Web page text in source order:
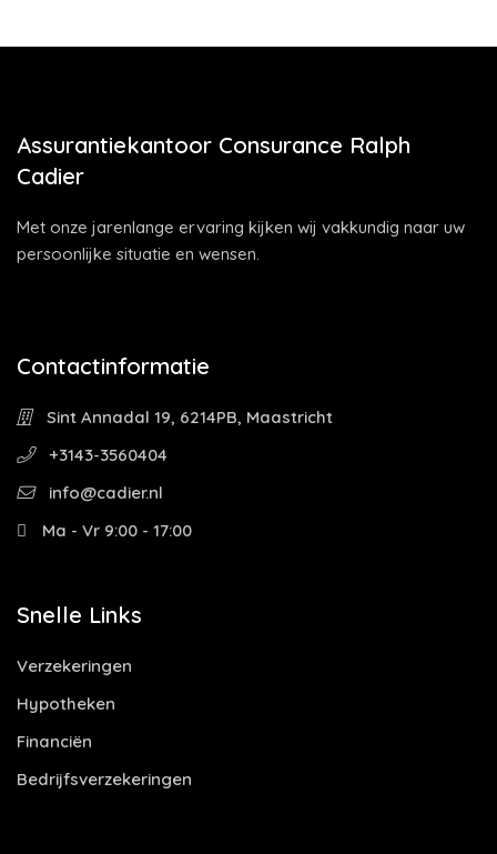
Assurantiekantoor Consurance Ralph
Cadier
Met onze jarenlange ervaring kijken wij vakkundig naar uw
persoonlijke situatie en wensen.
Contactinformatie
Sint Annadal 19, 6214PB, Maastricht
+3143-3560404
info@cadier.nl
Ma - Vr 9:00 - 17:00
Snelle Links
Verzekeringen
Hypotheken
Financiën
Bedrijfsverzekeringen